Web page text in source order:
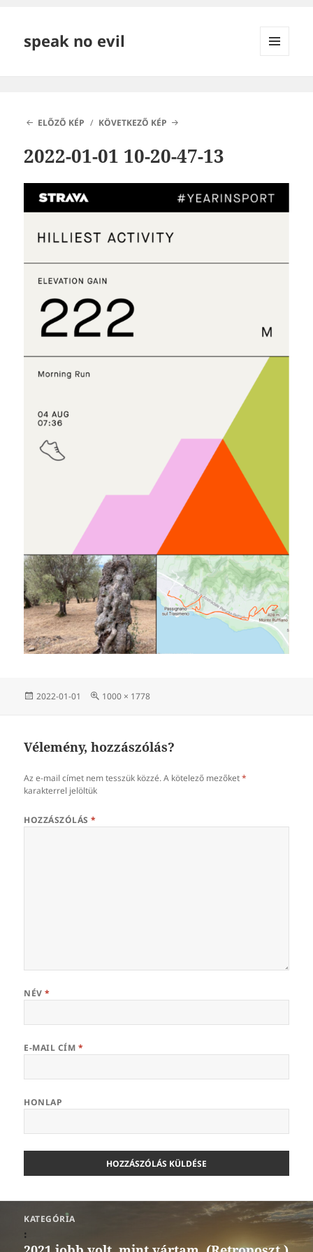
speak no evil
ELŐZŐ KÉP KÖVETKEZŐ KÉP
2022-01-01 10-20-47-13
Közzétéve
2022-01-01
Teljes
1000 × 1778
Vélemény, hozzászólás?
Az e-mail címet nem tesszük közzé. A kötelező mezőket*
karakterrel jelöltük
HOZZÁSZÓLÁS*
NÉV*
E-MAIL CÍM *
HONLAP
navigációKATEGÓRIA
: